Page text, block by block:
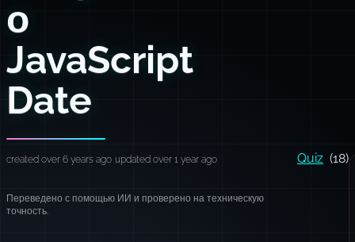
о
JavaScript
Date
created over 6 years ago updated over 1 year ago Quiz (18)
Переведено с помощью ИИ и проверено на техническую
точность.